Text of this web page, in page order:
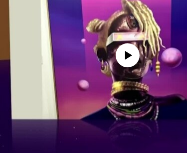
No media source currently